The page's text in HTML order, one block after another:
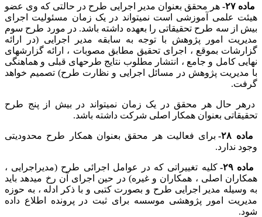
ماده ۲۷-
هر محقق بعنوان مدیر اجرایی طرح در حالتی که وی عضو
هیئت علمی آموزشی است نمیتواند در یک زمان مسئولیت اجرای
بیش از سه طرح تحقیقاتی را بعهده داشته باشد. در مورد طرح سوم
مدیریت امور پژوهش با توجه به سابقه مدیر اجرایی (در ارائه
گزارشات بموقع ، اجرای تحقیق مطابق مصوبات ، ارائه گزارشهای
نهایی کامل و جامع ، انتشار مطلوب نتایج طرحهای قبلی و هماهنگی
با مدیریت پژوهش در مسائل اجرایی و نظارت طرح) تصمیم خواهد
گرفت.
درهر حال هر محقق در یک زمان نمیتواند در بیش از پنج طرح
تحقیقاتی بعنوان همکار اصلی شرکت داشته باشد.
ماده ۲۸-
برای فعالیت هر محقق بعنوان همکار طرح محدودیتی
وجود ندارد.
ماده ۲۹-
کلیه تغییراتی که در عوامل اجرائی طرح (مدیراجرایی ،
همکاران اصلی ، همکاران و غیره) در حین اجرای آن رخ میدهد باید
به وسیله مدیر اجرایی طرح و بصورت کتبی و با ذکر ادله ، به حوزه
مدیریت امور پژوهشی موسسه برای ثبت در پرونده اطلاع داده
شود.